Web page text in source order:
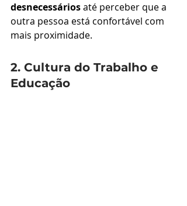
desnecessários até perceber que a
outra pessoa está confortável com
mais proximidade.
2. Cultura do Trabalho e
Educação